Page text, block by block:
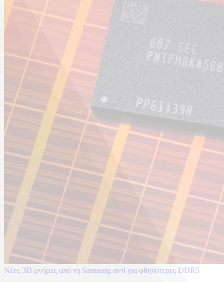
Νέες 3D μνήμες από τη Samsung αντί για φθηνότερες DDR5